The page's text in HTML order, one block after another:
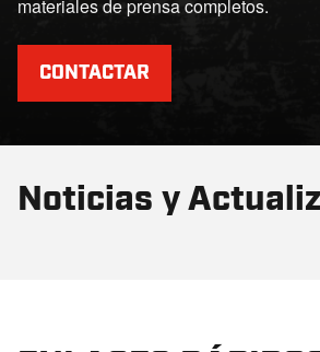
materiales de prensa completos.
CONTACTAR
Noticias y